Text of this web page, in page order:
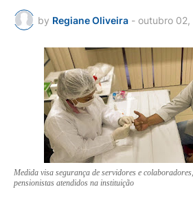
by Regiane Oliveira - outubro 02,
Medida visa segurança de servidores e
pensionistas atendidos na instituição